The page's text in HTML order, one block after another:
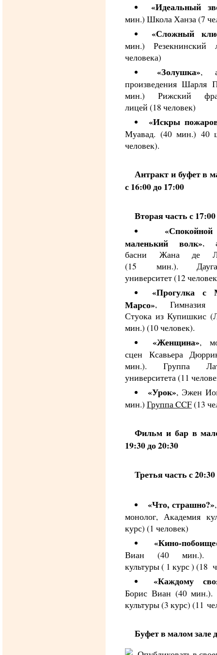
«Идеальный
мин.) Школа Ханза (7
«Сложный
мин.) Резекнинский
человека)
«Золушка»,
произведения Шарля
мин.) Рижский
лицей (18 человек)
«Искры
Муавад. (40 мин.) 40
человек).
Антракт и буфет в
с 16:00 до 17:00
Вторая часть с
маленький волк»,
басни Жана де
(15 мин.).
университет (12
«Прогулка с
Марсо», Гимназия
Стуока из Купишкис
мин.) (10 человек).
«Женщина»,
сцен Ксавьера
мин.). Группа
университета (11
«Урок», Эжен
мин.) Группа CCF(13
Фильм и бар в
19:30 до 20:30
Третья часть с
«Что, страшно?»
монолог, Академия
курс) (1 человек)
«Кино-
Виан (40 мин.).
культуры ( 1 курс ) (18
«Каждому
Борис Виан (40 мин.).
культуры (3 курс) (11
Буфет в малом зале